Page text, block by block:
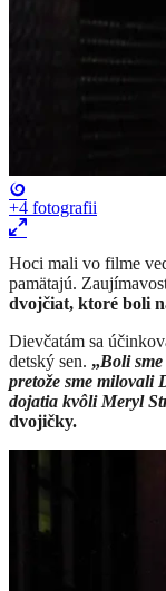
+4 fotografii
Hoci mali vo filme
pamätajú.
dvojčiat, ktoré boli
Dievčatám sa
detský sen. „Boli
pretože sme milovali
dojatia kvôli Meryl
dvojičky.